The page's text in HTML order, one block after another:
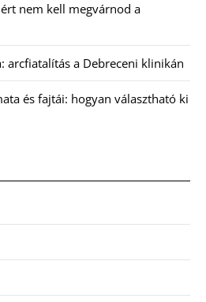
nem kell megvárnod a
arcfiatalítás a Debreceni klinikán
és fajtái: hogyan választható ki